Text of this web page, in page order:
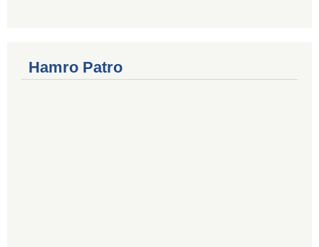
Hamro Patro